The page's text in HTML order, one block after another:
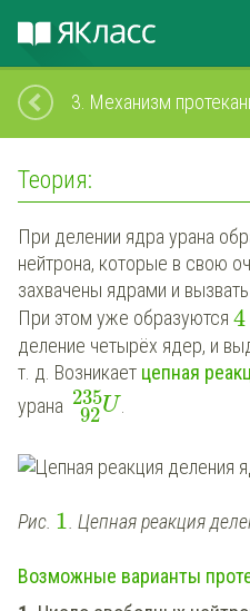
3. Механизм
Теория:
При делении ядра урана
нейтрона, которые в свою
захвачены ядрами и
При этом уже образуются 4
деление четырёх ядер, и
т. д. Возникает цепная
урана
U
92
235
Рис. 1. Цепная реакция
Возможные варианты